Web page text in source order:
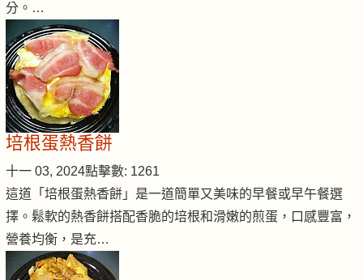
分。…
培根蛋熱香餅
十一 03, 2024點擊數: 1261
這道「培根蛋熱香餅」是一道簡單又美味的早餐或早午餐選
擇。鬆軟的熱香餅搭配香脆的培根和滑嫩的煎蛋，口感豐富，
營養均衡，是充…